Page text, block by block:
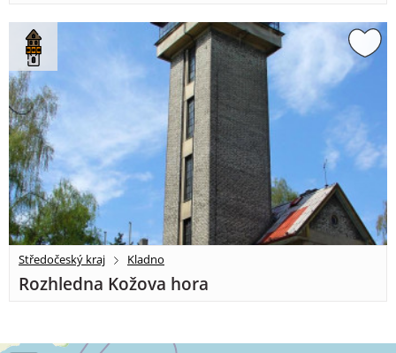
Středočeský kraj Kladno
Rozhledna Kožova hora